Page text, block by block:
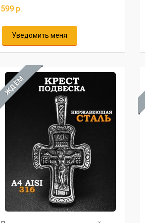
599 р.
Уведомить меня
ЖДЁМ